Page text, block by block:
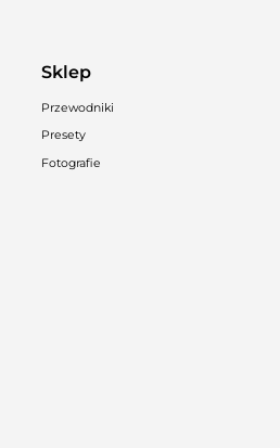
Sklep
Przewodniki
Presety
Fotografie